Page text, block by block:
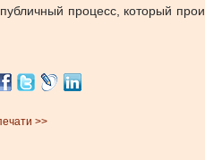
процесс, который
>>